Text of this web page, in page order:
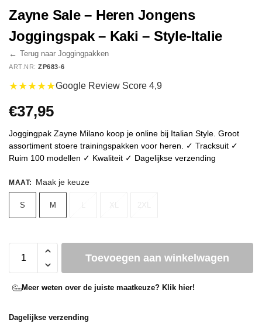
Zayne Sale – Heren Jongens
Joggingspak – Kaki – Style-Italie
← Terug naar Joggingpakken
ART.NR: ZP683-6
★★★★★Google Review Score 4,9
€37,95
Joggingpak Zayne Milano koop je online bij Italian Style. Groot
assortiment stoere trainingspakken voor heren. ✓ Tracksuit ✓
Ruim 100 modellen ✓ Kwaliteit ✓ Dagelijkse verzending
MAAT: Maak je keuze
S M
Toevoegen aan winkelwagen
Meer weten over de juiste maatkeuze? Klik hier!
Dagelijkse verzending